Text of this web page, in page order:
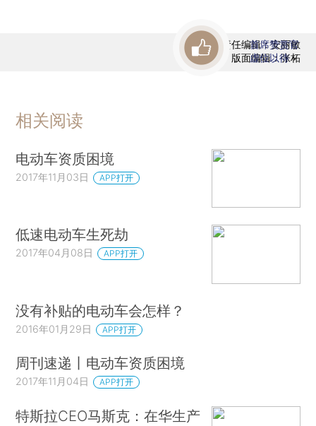
责任编辑：安丽敏
版面编辑：张柘
首席赞赏官
虚位以待
相关阅读
电动车资质困境
2017年11月03日 APP打开
低速电动车生死劫
2017年04月08日 APP打开
没有补贴的电动车会怎样？
2016年01月29日 APP打开
周刊速递丨电动车资质困境
2017年11月04日 APP打开
特斯拉CEO马斯克：在华生产